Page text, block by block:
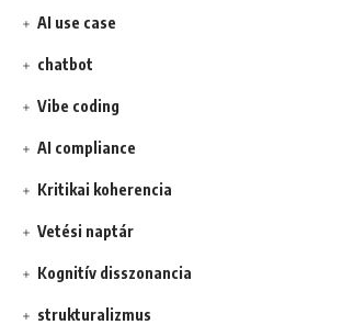
AI use case
chatbot
Vibe coding
AI compliance
Kritikai koherencia
Vetési naptár
Kognitív disszonancia
strukturalizmus